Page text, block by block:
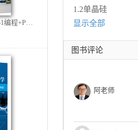
1.2单晶硅
显示全部
图书评论
阿老师